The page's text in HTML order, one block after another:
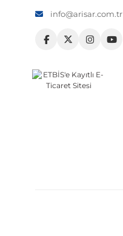
info@arisar.com.tr